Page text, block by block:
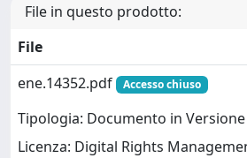
File in questo prodotto:
File
ene.14352.pdf
Accesso chiuso
Tipologia: Documento in
Licenza: Digital Rights